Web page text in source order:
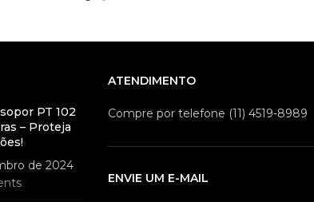
PT 102
– Proteja
de 2024
ATENDIMENTO
Compre por telefone (11) 4519-8989
ENVIE UM E-MAIL